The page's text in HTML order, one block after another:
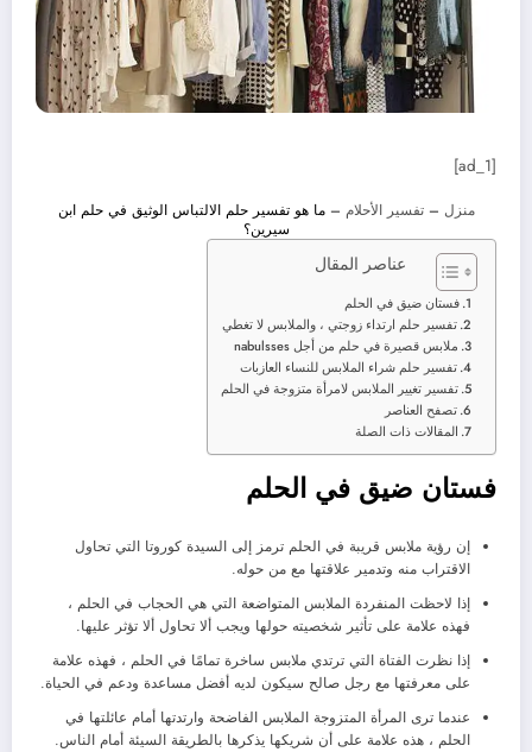
[ad_1]
منزل –تفسير الأحلام –ما هو تفسير حلم الالتباس الوثيق في حلم ابن
سيرين؟
عناصر المقال
فستان ضيق في الحلم
تفسير حلم ارتداء زوجتي ، والملابس لا تغطي
ملابس قصيرة في حلم من أجل nabulsses
تفسير حلم شراء الملابس للنساء العازبات
تفسير تغيير الملابس لامرأة متزوجة في الحلم
تصفح العناصر
المقالات ذات الصلة
فستان ضيق في الحلم
إن رؤية ملابس قريبة في الحلم ترمز إلى السيدة كوروتا التي تحاول
الاقتراب منه وتدمير علاقتها مع من حوله.
إذا لاحظت المنفردة الملابس المتواضعة التي هي الحجاب في الحلم ،
فهذه علامة على تأثير شخصيته حولها ويجب ألا تحاول ألا تؤثر عليها.
إذا نظرت الفتاة التي ترتدي ملابس ساخرة تمامًا في الحلم ، فهذه علامة
على معرفتها مع رجل صالح سيكون لديه أفضل مساعدة ودعم في الحياة.
عندما ترى المرأة المتزوجة الملابس الفاضحة وارتدتها أمام عائلتها في
الحلم ، هذه علامة على أن شريكها يذكرها بالطريقة السيئة أمام الناس.